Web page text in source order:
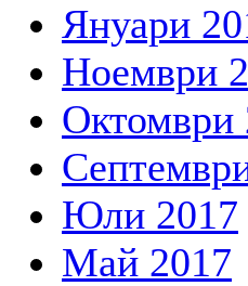
Януари
Ноември
Октомври
Юли 2017
Май 2017